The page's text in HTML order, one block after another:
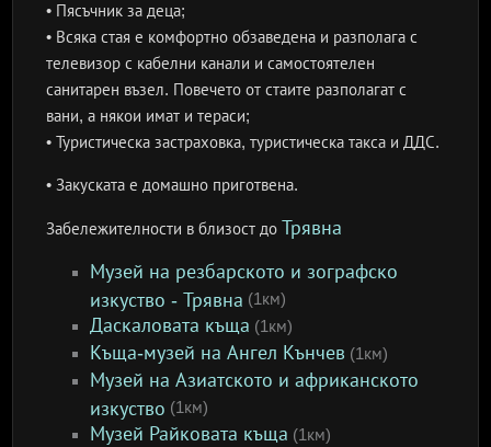
• Пясъчник за деца;
• Всяка стая е комфортно обзаведена и разполага с
телевизор с кабелни канали и самостоятелен
санитарен възел. Повечето от стаите разполагат с
вани, а някои имат и тераси;
• Туристическа застраховка, туристическа такса и ДДС.
• Закуската е домашно приготвена.
Забележителности в близост до Трявна
Музей на резбарското и зографско
изкуство - Трявна (1км)
Даскаловата къща (1км)
Къща-музей на Ангел Кънчев (1км)
Музей на Азиатското и африканското
изкуство (1км)
Музей Райковата къща (1км)